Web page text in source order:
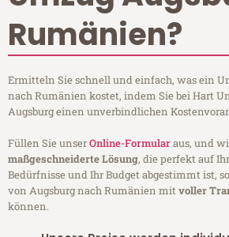
Rumänien?
Ermitteln Sie schnell und einfach, was ein
nach Rumänien kostet, indem Sie bei Hart
Augsburg einen unverbindlichen
Füllen Sie unserOnline-Formularaus, und
maßgeschneiderte Lösung, die perfekt auf
Bedürfnisse und Ihr Budget abgestimmt ist,
von Augsburg nach Rumänien mitvoller
können.